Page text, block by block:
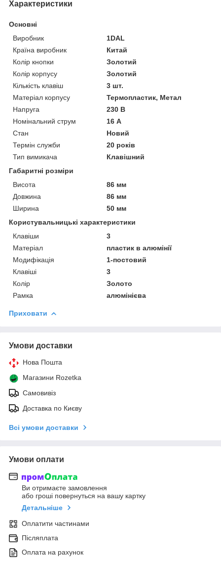
Характеристики
Основні
Виробник
1DAL
Країна виробник
Китай
Колір кнопки
Золотий
Колір корпусу
Золотий
Кількість клавіш
3 шт.
Матеріал корпусу
Термопластик, Метал
Напруга
230 В
Номінальний струм
16 А
Стан
Новий
Термін служби
20 років
Тип вимикача
Клавішний
Габаритні розміри
Висота
86 мм
Довжина
86 мм
Ширина
50 мм
Користувальницькі характеристики
Клавіши
3
Матеріал
пластик в алюмінії
Модифікація
1-постовий
Клавіші
3
Колір
Золото
Рамка
алюмінієва
Приховати
Умови доставки
Нова Пошта
Магазини Rozetka
Самовивіз
Доставка по Києву
Всі умови доставки
Умови оплати
Ви отримаєте замовлення
або гроші повернуться на вашу картку
Детальніше
Оплатити частинами
Післяплата
Оплата на рахунок